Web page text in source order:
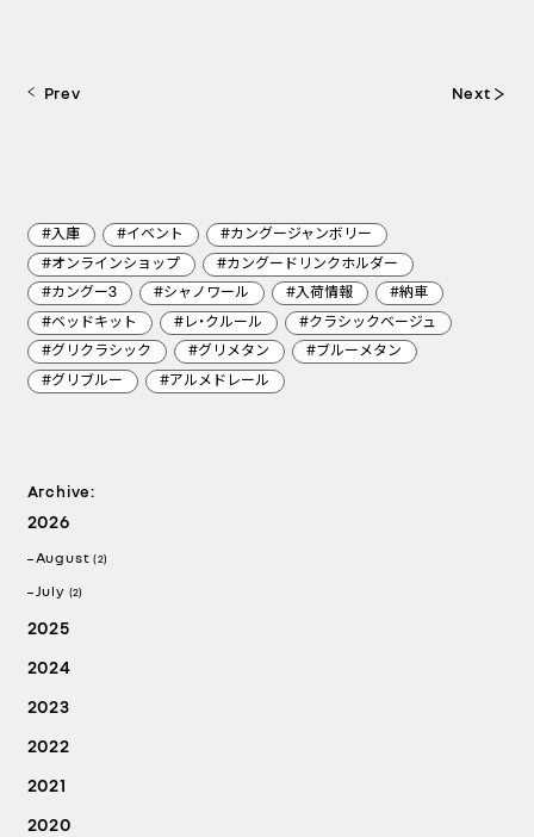
#入庫 #イベント #カングージャンボリー
#オンラインショップ #カングードリンクホルダー
#カングー3 #シャノワール #入荷情報 #納車
#ベッドキット #レ・クルール #クラシックベージュ
#グリクラシック #グリメタン #ブルーメタン
#グリブルー #アルメドレール
Archive:
2026
August(2)
July (2)
2025
2024
2023
2022
2021
2020
Prev Next